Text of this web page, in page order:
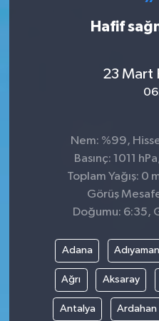
Hafif
23 Mart
Nem: %99,
Basınç: 1011
Toplam Yağış: 0
Görüş
Doğumu: 6:35,
Adana Adıyaman
Ağrı Aksaray
Antalya Ardahan
MAGAZİN
POLİTİKA
RÖPORTAJ
SAĞLIK
SPOR
TARIM